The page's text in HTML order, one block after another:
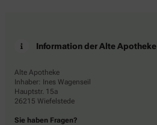
Information der Alte Apotheke
Alte Apotheke
Inhaber: Ines Wagenseil
Hauptstr. 15a
26215 Wiefelstede
Sie haben Fragen?